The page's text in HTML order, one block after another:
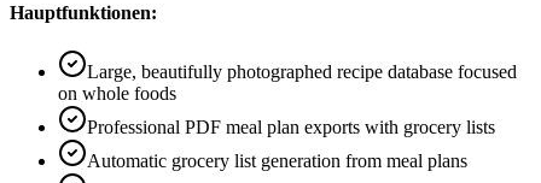
Hauptfunktionen:
Large, beautifully photographed recipe database focused
on whole foods
Professional PDF meal plan exports with grocery lists
Automatic grocery list generation from meal plans